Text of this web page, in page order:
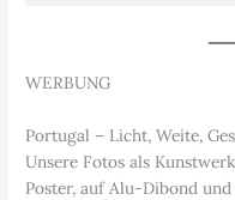
WERBUNG
Portugal – Licht, Weite,
Unsere Fotos als
Poster, auf Alu-Dibond